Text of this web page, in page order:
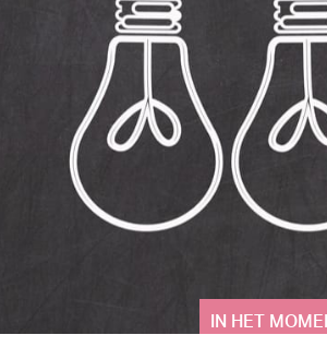
IN HET